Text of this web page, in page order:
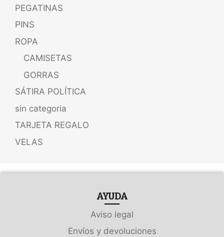
PEGATINAS
PINS
ROPA
CAMISETAS
GORRAS
SÁTIRA POLÍTICA
sin categoria
TARJETA REGALO
VELAS
AYUDA
Aviso legal
Envíos y devoluciones